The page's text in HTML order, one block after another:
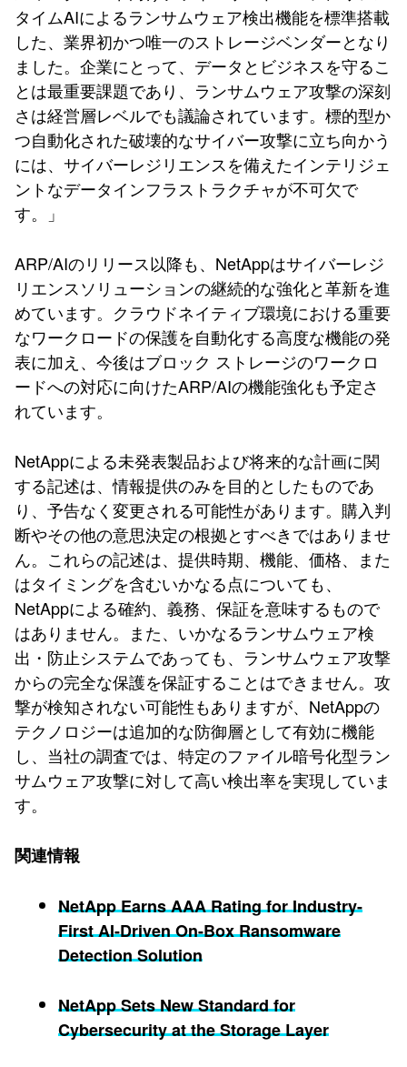
タイムAIによるランサムウェア検出機能を標準搭載
した、業界初かつ唯一のストレージベンダーとなり
ました。企業にとって、データとビジネスを守るこ
とは最重要課題であり、ランサムウェア攻撃の深刻
さは経営層レベルでも議論されています。標的型か
つ自動化された破壊的なサイバー攻撃に立ち向かう
には、サイバーレジリエンスを備えたインテリジェ
ントなデータインフラストラクチャが不可欠で
す。」
ARP/AIのリリース以降も、NetAppはサイバーレジ
リエンスソリューションの継続的な強化と革新を進
めています。クラウドネイティブ環境における重要
なワークロードの保護を自動化する高度な機能の発
表に加え、今後はブロック ストレージのワークロ
ードへの対応に向けたARP/AIの機能強化も予定さ
れています。
NetAppによる未発表製品および将来的な計画に関
する記述は、情報提供のみを目的としたものであ
り、予告なく変更される可能性があります。購入判
断やその他の意思決定の根拠とすべきではありませ
ん。これらの記述は、提供時期、機能、価格、また
はタイミングを含むいかなる点についても、
NetAppによる確約、義務、保証を意味するもので
はありません。また、いかなるランサムウェア検
出・防止システムであっても、ランサムウェア攻撃
からの完全な保護を保証することはできません。攻
撃が検知されない可能性もありますが、NetAppの
テクノロジーは追加的な防御層として有効に機能
し、当社の調査では、特定のファイル暗号化型ラン
サムウェア攻撃に対して高い検出率を実現していま
す。
関連情報
NetApp Earns AAA Rating for Industry-
First AI-Driven On-Box Ransomware
Detection Solution
NetApp Sets New Standard for
Cybersecurity at the Storage Layer